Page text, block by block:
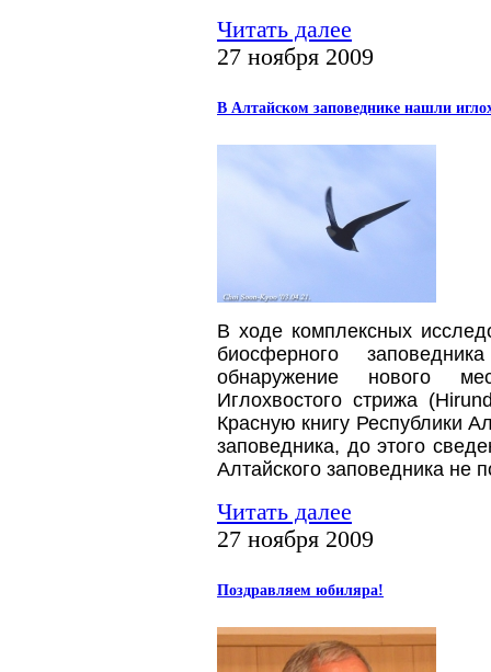
Читать далее
27 ноября 2009
В Алтайском заповеднике нашли
В ходе комплексных
биосферного
обнаружение нового
Иглохвостого стрижа
Красную книгу Республики
заповедника, до этого
Алтайского заповедника не
Читать далее
27 ноября 2009
Поздравляем юбиляра!